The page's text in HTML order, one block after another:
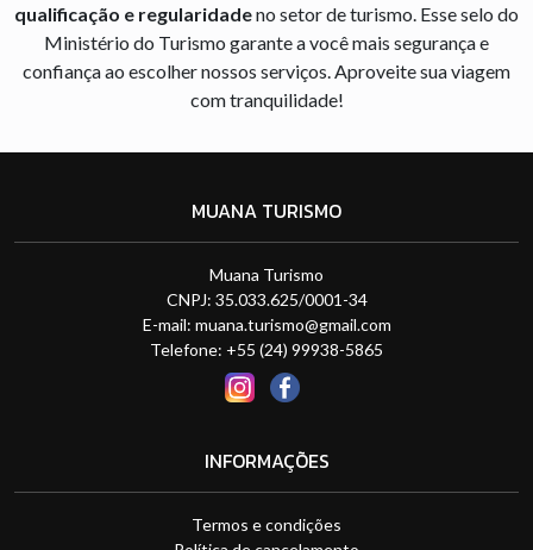
qualificação e regularidadeno setor de turismo. Esse selo do
Ministério do Turismo garante a você mais segurança e
confiança ao escolher nossos serviços. Aproveite sua viagem
com tranquilidade!
MUANA TURISMO
Muana Turismo
CNPJ: 35.033.625/0001-34
E-mail: muana.turismo@gmail.com
Telefone: +55 (24) 99938-5865
INFORMAÇÕES
Termos e condições